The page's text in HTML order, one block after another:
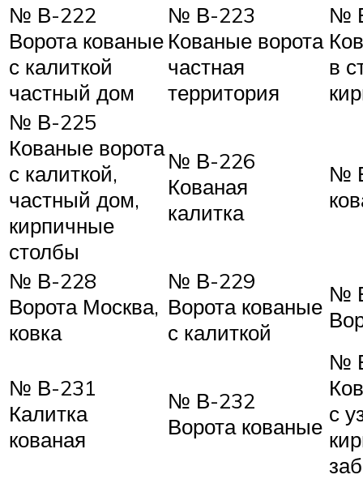
№ В-222
Ворота кованые
с калиткой
частный дом
№ В-223
Кованые ворота
частная
территория
№
в
№ В-225
Кованые ворота
с калиткой,
частный дом,
кирпичные
столбы
№ В-226
Кованая
калитка
№
№ В-228
Ворота Москва,
ковка
№ В-229
Ворота кованые
с калиткой
№
№ В-231
Калитка
кованая
№ В-232
Ворота кованые
№
с